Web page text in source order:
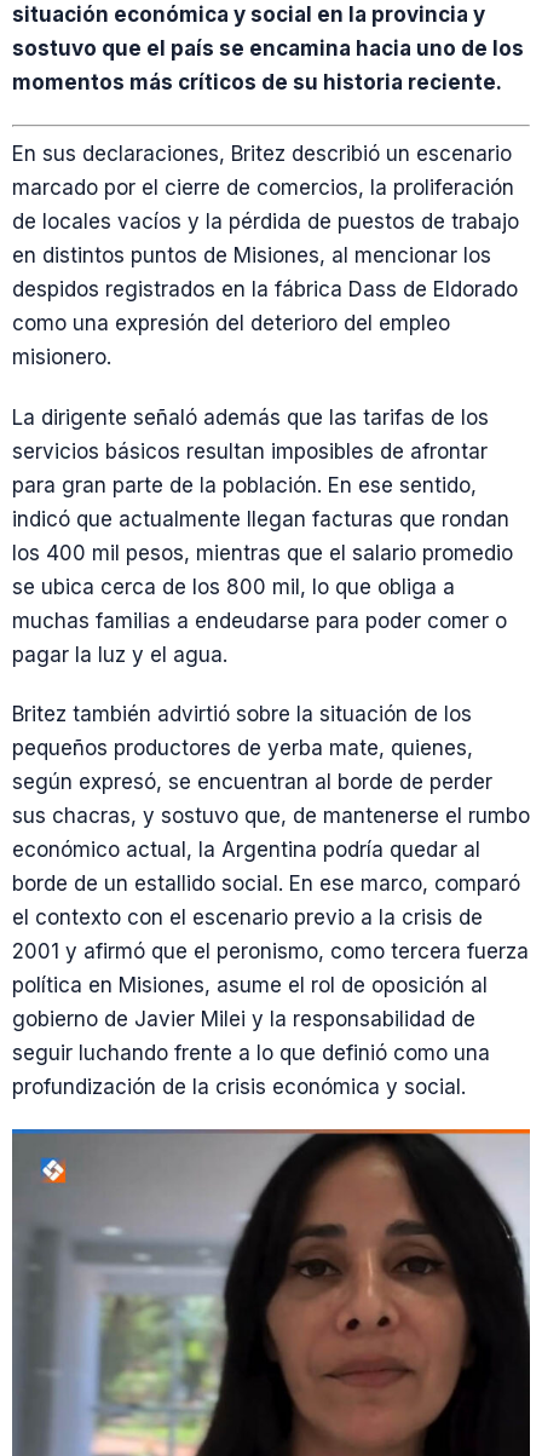
situación económica y social en la provincia y
sostuvo que el país se encamina hacia uno de los
momentos más críticos de su historia reciente.
En sus declaraciones, Britez describió un escenario
marcado por el cierre de comercios, la proliferación
de locales vacíos y la pérdida de puestos de trabajo
en distintos puntos de Misiones, al mencionar los
despidos registrados en la fábrica Dass de Eldorado
como una expresión del deterioro del empleo
misionero.
La dirigente señaló además que las tarifas de los
servicios básicos resultan imposibles de afrontar
para gran parte de la población. En ese sentido,
indicó que actualmente llegan facturas que rondan
los 400 mil pesos, mientras que el salario promedio
se ubica cerca de los 800 mil, lo que obliga a
muchas familias a endeudarse para poder comer o
pagar la luz y el agua.
Britez también advirtió sobre la situación de los
pequeños productores de yerba mate, quienes,
según expresó, se encuentran al borde de perder
sus chacras, y sostuvo que, de mantenerse el rumbo
económico actual, la Argentina podría quedar al
borde de un estallido social. En ese marco, comparó
el contexto con el escenario previo a la crisis de
2001 y afirmó que el peronismo, como tercera fuerza
política en Misiones, asume el rol de oposición al
gobierno de Javier Milei y la responsabilidad de
seguir luchando frente a lo que definió como una
profundización de la crisis económica y social.